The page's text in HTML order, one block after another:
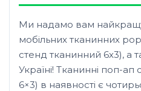
Ми надамо вам
мобільних тканинних
стенд тканинний 6х3), а
Україні! Тканинні поп-
6×3) в наявності є